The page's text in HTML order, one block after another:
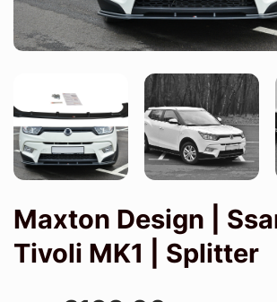
Maxton Design |
Tivoli MK1 | Splitter